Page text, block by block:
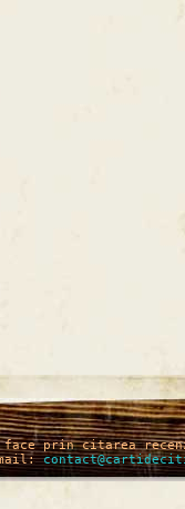
face prin citarea
mail: